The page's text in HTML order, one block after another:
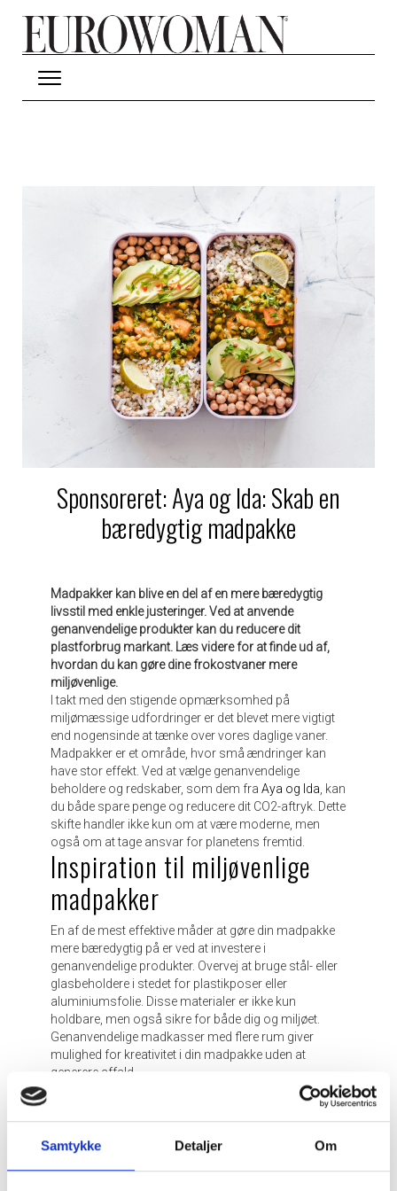
Samtykke Detaljer Om
Sponsoreret: Aya og Ida: Skab en
bæredygtig madpakke
Madpakker kan blive en del af en mere bæredygtig
livsstil med enkle justeringer. Ved at anvende
genanvendelige produkter kan du reducere dit
plastforbrug markant. Læs videre for at finde ud af,
hvordan du kan gøre dine frokostvaner mere
miljøvenlige.
I takt med den stigende opmærksomhed på
miljømæssige udfordringer er det blevet mere vigtigt
end nogensinde at tænke over vores daglige vaner.
Madpakker er et område, hvor små ændringer kan
have stor effekt. Ved at vælge genanvendelige
beholdere og redskaber, som dem fra Aya og Ida , kan
du både spare penge og reducere dit CO2-aftryk. Dette
skifte handler ikke kun om at være moderne, men
også om at tage ansvar for planetens fremtid.
Inspiration til miljøvenlige
madpakker
En af de mest effektive måder at gøre din madpakke
mere bæredygtig på er ved at investere i
genanvendelige produkter. Overvej at bruge stål- eller
glasbeholdere i stedet for plastikposer eller
aluminiumsfolie. Disse materialer er ikke kun
holdbare, men også sikre for både dig og miljøet.
Genanvendelige madkasser med flere rum giver
mulighed for kreativitet i din madpakke uden at
generere affald.
Når det kommer til redskaber, kan metalbestik eller
alternativer er både stilfulde og funktionelle, og de kan
nemt vaskes og genbruges dag efter dag. Det handler